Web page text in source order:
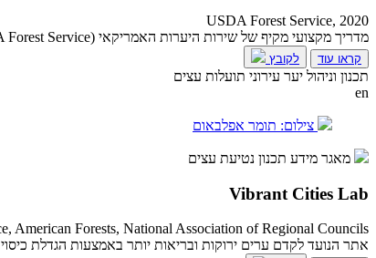
USDA Forest Service, 2020
מדריך מקצועי מקיף של שירות היערות האמריקאי (USDA Forest Service) המספק כלים שיטתיים למנהלי יער עירוני, חוקרים ומתכננים לביצוע ניטור מובנה של עצים בערים.,
קראו עוד לקובץ
תכנון וניהול יער עירוני תועלות עצים
en
צילום: תומר אפלבאום
מאגר מידע תכנון נטיעת עצים
Vibrant Cities Lab
American Forests, National Association of Regional Councils
אתר הנועד לקדם ערים ירוקות ובריאות יותר באמצעות הגדלת